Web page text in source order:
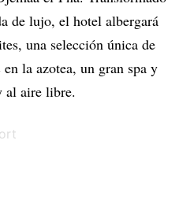
de lujo, el hotel albergará
una selección única de
la azotea, un gran spa y
al aire libre.